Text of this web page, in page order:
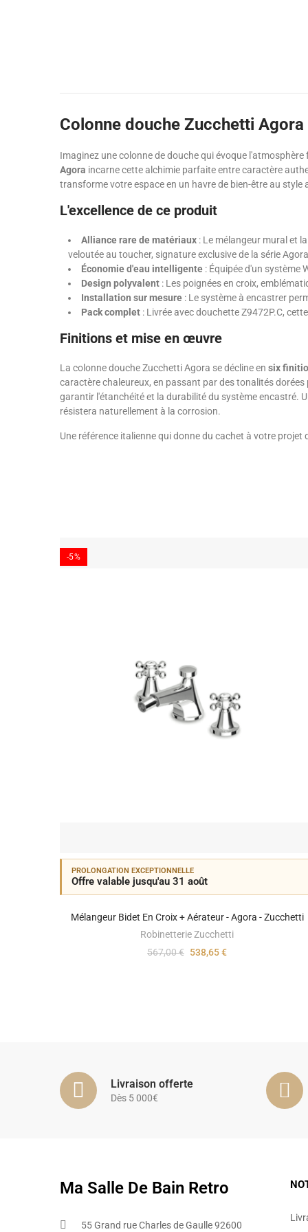
Colonne douche Zucchetti
Imaginez une colonne de douche qui évoque
Agora incarne cette alchimie parfaite entre caractère
transforme votre espace en un havre de bien-être au style
L'excellence de ce produit
Alliance rare de matériaux : Le mélangeur mural et
veloutée au toucher, signature exclusive de la série
Économie d'eau intelligente : Équipée d'un système
Design polyvalent : Les poignées en croix,
Installation sur mesure : Le système à encastrer
Pack complet : Livrée avec douchette Z9472P.C,
Finitions et mise en œuvre
La colonne douche Zucchetti Agora se décline en six
caractère chaleureux, en passant par des tonalités
garantir l'étanchéité et la durabilité du système encastré.
résistera naturellement à la corrosion.
Une référence italienne qui donne du cachet à votre projet
-5%
PROLONGATION EXCEPTIONNELLE
Offre valable jusqu'au 31 août
Mélangeur Bidet En Croix + Aérateur - Agora - Zucchetti
Robinetterie Zucchetti
567,00 € 538,65 €
Livraison offerte
Dès 5 000€
Ma Salle De Bain Retro
55 Grand rue Charles de Gaulle 92600